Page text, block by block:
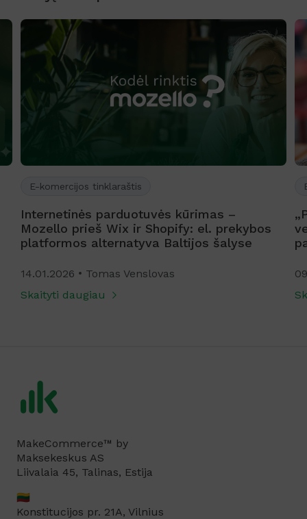
E-komercijos tinklaraštis
Internetinės parduotuvės kūrimas –
Mozello prieš Wix ir Shopify: el. prekybos
platformos alternatyva Baltijos šalyse
14.01.2026
Tomas Venslovas
Skaityti daugiau
MakeCommerce™ by
Maksekeskus AS
Liivalaia 45, Talinas, Estija
🇱🇹
Konstitucijos pr. 21A, Vilnius